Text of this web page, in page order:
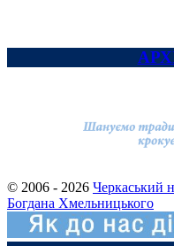
© 2006 - 2026 Черкаський
Богдана Хмельницького